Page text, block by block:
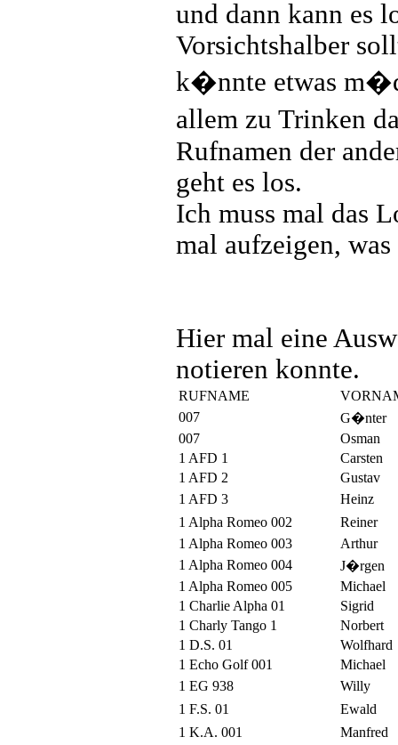
und dann kann es
Vorsichtshalber
k�nnte etwas
allem zu Trinken
Rufnamen der
geht es los.
Ich muss mal das
mal aufzeigen,
Hier mal eine
notieren konnte.
RUFNAME
007
G�nter
007
Osman
1 AFD 1
Carsten
1 AFD 2
Gustav
1 AFD 3
Heinz
1 Alpha Romeo 002
Reiner
1 Alpha Romeo 003
Arthur
1 Alpha Romeo 004
J�rgen
1 Alpha Romeo 005
Michael
1 Charlie Alpha 01
Sigrid
1 Charly Tango 1
Norbert
1 D.S. 01
Wolfhard
1 Echo Golf 001
Michael
1 EG 938
Willy
1 F.S. 01
Ewald
1 K.A. 001
Manfred